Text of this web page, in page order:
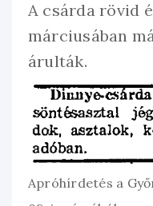
A csárda rövid
márciusában
árulták.
Apróhírdetés a